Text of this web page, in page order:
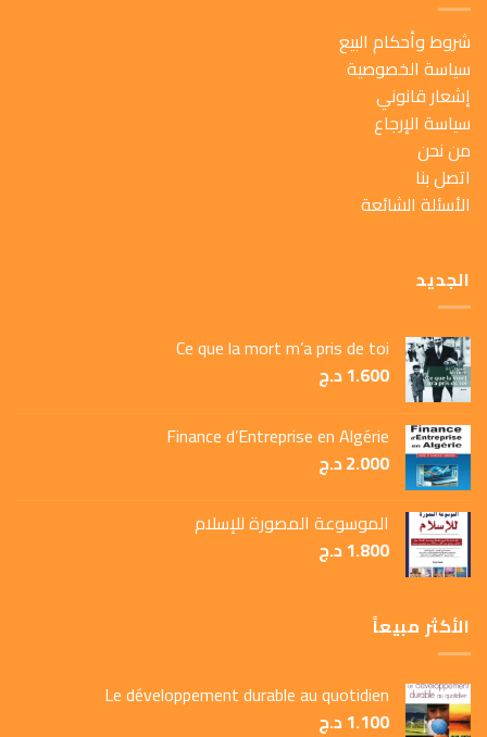
شروط وأحكام البيع
سياسة الخصوصية
إشعار قانوني
سياسة الإرجاع
من نحن
اتصل بنا
الأسئلة الشائعة
الجديد
Ce que la mort m’a pris de toi
1.600د.ج
Finance d’Entreprise en Algérie
2.000د.ج
الموسوعة المصورة للإسلام
1.800د.ج
الأكثر مبيعاً
Le développement durable au quotidien
1.100د.ج